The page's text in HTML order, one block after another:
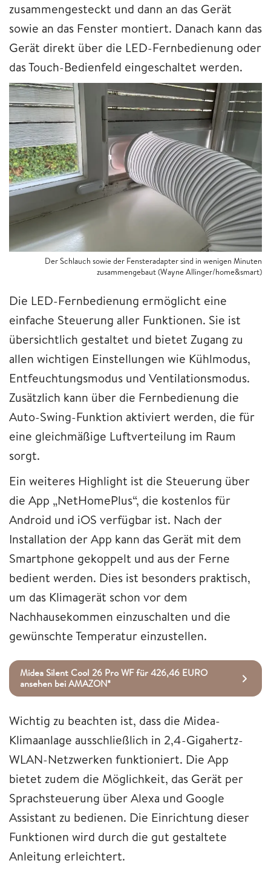
zusammengesteckt und dann an das Gerät
sowie an das Fenster montiert. Danach kann das
Gerät direkt über die LED-Fernbedienung oder
das Touch-Bedienfeld eingeschaltet werden.
Der Schlauch sowie der Fensteradapter sind in wenigen Minuten
zusammengebaut (Wayne Allinger/home&smart)
Die LED-Fernbedienung ermöglicht eine
einfache Steuerung aller Funktionen. Sie ist
übersichtlich gestaltet und bietet Zugang zu
allen wichtigen Einstellungen wie Kühlmodus,
Entfeuchtungsmodus und Ventilationsmodus.
Zusätzlich kann über die Fernbedienung die
Auto-Swing-Funktion aktiviert werden, die für
eine gleichmäßige Luftverteilung im Raum
sorgt.
Ein weiteres Highlight ist die Steuerung über
die App „NetHomePlus“, die kostenlos für
Android und iOS verfügbar ist. Nach der
Installation der App kann das Gerät mit dem
Smartphone gekoppelt und aus der Ferne
bedient werden. Dies ist besonders praktisch,
um das Klimagerät schon vor dem
Nachhausekommen einzuschalten und die
gewünschte Temperatur einzustellen.
Midea Silent Cool 26 Pro WF für 426,46 EURO
ansehen bei AMAZON*
Wichtig zu beachten ist, dass die Midea-
Klimaanlage ausschließlich in 2,4-Gigahertz-
WLAN-Netzwerken funktioniert. Die App
bietet zudem die Möglichkeit, das Gerät per
Sprachsteuerung über Alexa und Google
Assistant zu bedienen. Die Einrichtung dieser
Funktionen wird durch die gut gestaltete
Anleitung erleichtert.